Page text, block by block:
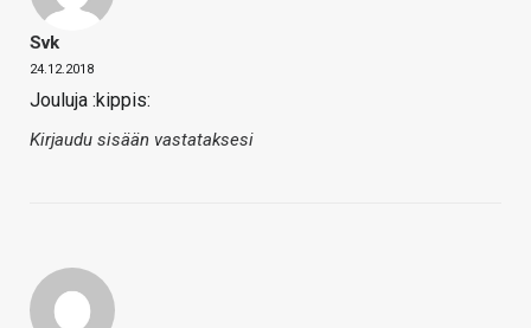
Svk
24.12.2018
Jouluja :kippis:
Kirjaudu sisään vastataksesi